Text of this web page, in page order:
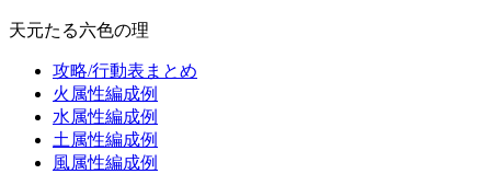
天元たる六色の理
攻略/行動表まとめ
火属性編成例
水属性編成例
土属性編成例
風属性編成例